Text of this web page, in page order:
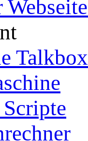
Talkbox